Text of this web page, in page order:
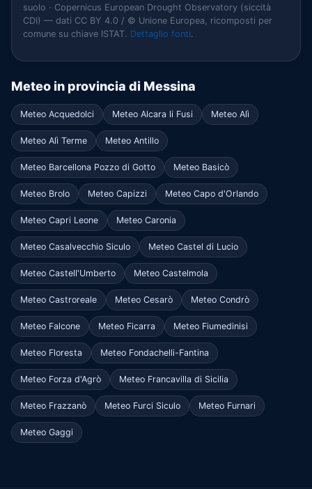
suolo · Copernicus European Drought Observatory (siccità
CDI) — dati CC BY 4.0 / © Unione Europea, ricomposti per
comune su chiave ISTAT. Dettaglio fonti.
Meteo in provincia di Messina
Meteo Acquedolci Meteo Alcara li Fusi Meteo Alì
Meteo Alì Terme Meteo Antillo
Meteo Barcellona Pozzo di Gotto Meteo Basicò
Meteo Brolo Meteo Capizzi Meteo Capo d'Orlando
Meteo Capri Leone Meteo Caronia
Meteo Casalvecchio Siculo Meteo Castel di Lucio
Meteo Castell'Umberto Meteo Castelmola
Meteo Castroreale Meteo Cesarò Meteo Condrò
Meteo Falcone Meteo Ficarra Meteo Fiumedinisi
Meteo Floresta Meteo Fondachelli-Fantina
Meteo Forza d'Agrò Meteo Francavilla di Sicilia
Meteo Frazzanò Meteo Furci Siculo Meteo Furnari
Meteo Gaggi